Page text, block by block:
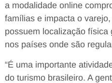
a modalidade online
famílias e impacta o
possuem localização física
nos países onde são
“É uma importante
do turismo brasileiro. A